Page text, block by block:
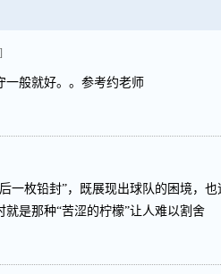
一般就好。。参考约老师
一枚铅封”，既展现出球队的困境，
就是那种“苦涩的柠檬”让人难以割舍